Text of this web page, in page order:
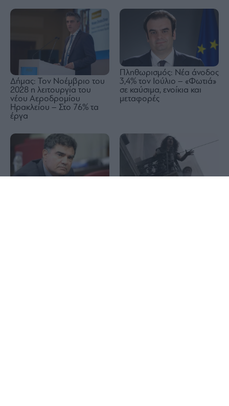
Δήμας: Τον Νοέμβριο του
2028 η λειτουργία του
νέου Αεροδρομίου
Ηρακλείου – Στο 76% τα
έργα
Πληθωρισμός: Νέα άνοδος
3,4% τον Ιούλιο – «Φωτιά»
σε καύσιμα, ενοίκια και
μεταφορές